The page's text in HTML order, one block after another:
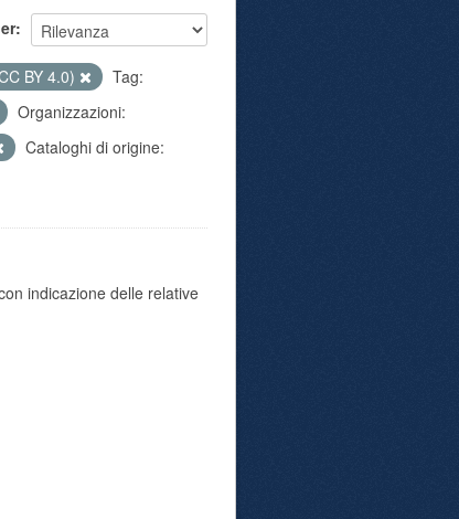
BY 4.0)
Tag:
Organizzazioni:
Cataloghi di origine:
indicazione delle relative